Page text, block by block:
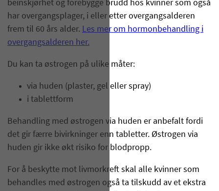
beinskjørhet og forebygge brudd hos kvinner som også
har overgangsplager, i eller etter overgangsalderen
frem til 60 års alder. Les mer om hormonbehandling i
overgangsalderen her.
Du kan ta østrogen på ulike måter:
via huden (plaster, gel eller spray)
i tablettform
Behandling med østrogen via huden er anbefalt fordi
det gir færre bivirkninger enn tabletter. Østrogen via
huden gir ikke økt risiko for blodpropp.
For å beskytte mot livmorkreft skal alle kvinner som
behandles med østrogen også ta tilskudd av et ekstra